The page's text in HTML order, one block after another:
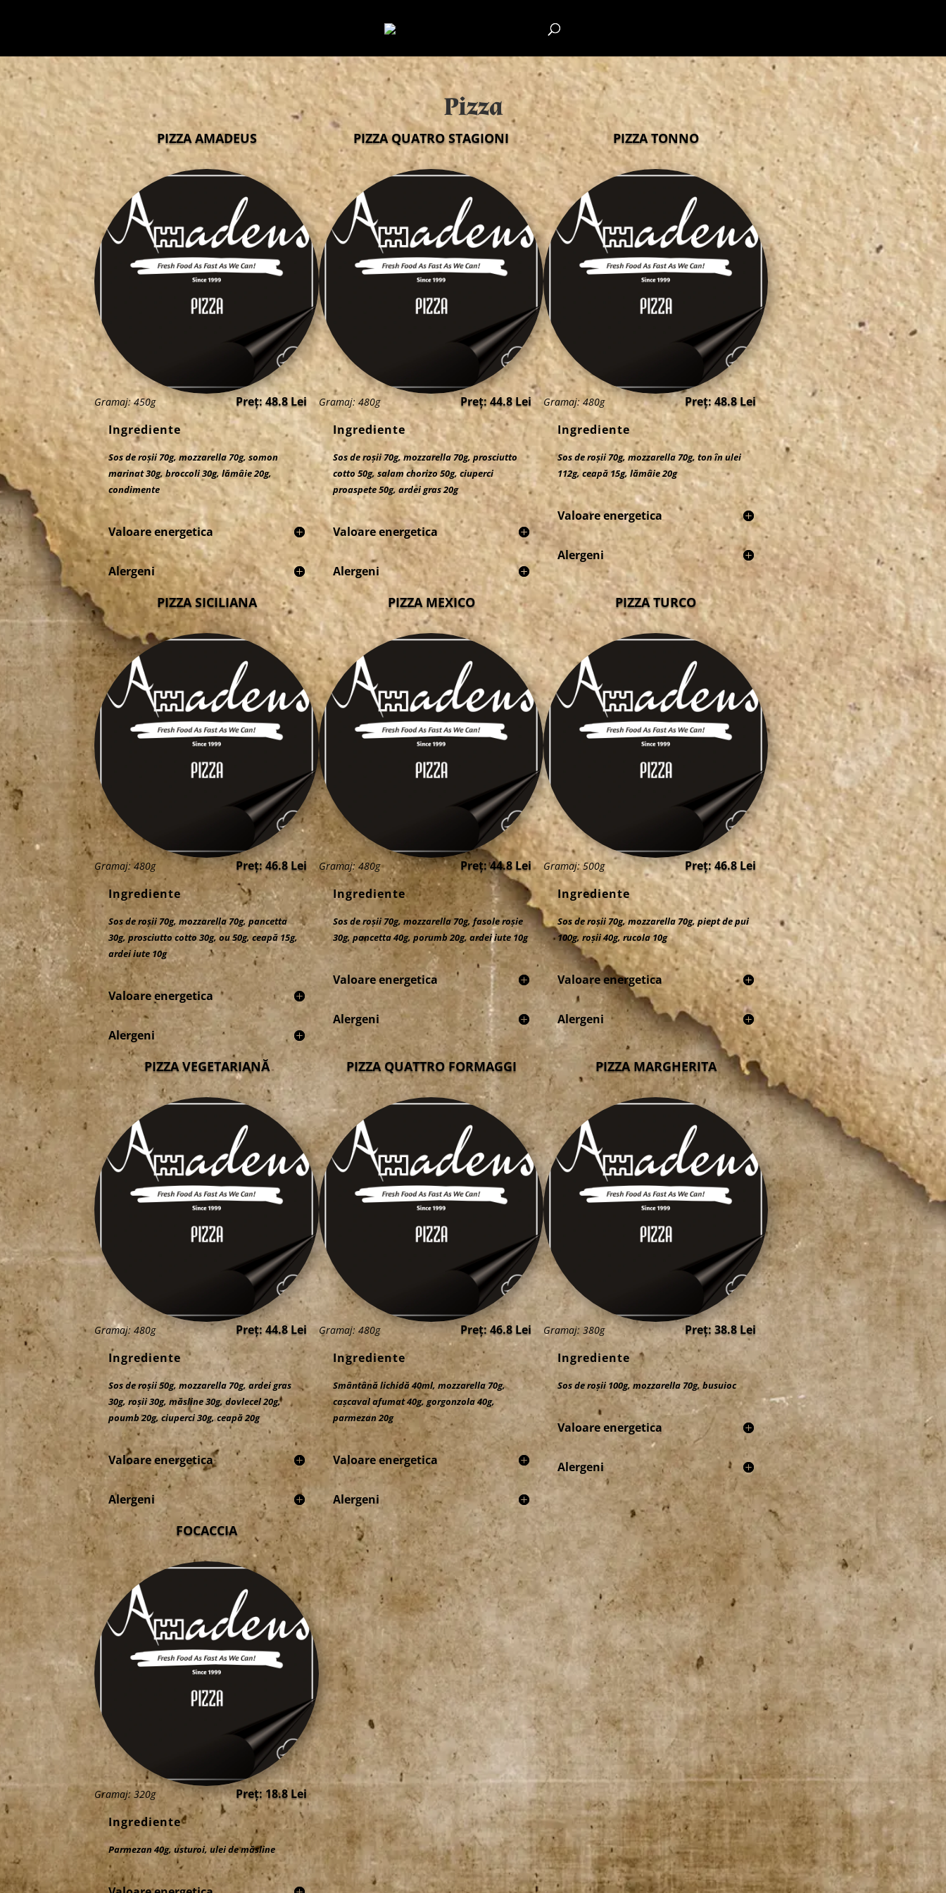
Pizza
PIZZA AMADEUS
Gramaj: 450g
Preț: 48.8 Lei
Ingrediente
Sos de roșii 70g, mozzarella 70g, somon
marinat 30g, broccoli 30g, lămâie 20g,
condimente
Valoare energetica
Alergeni
PIZZA QUATRO STAGIONI
Gramaj: 480g
Preț: 44.8 Lei
Ingrediente
Sos de roșii 70g, mozzarella 70g, prosciutto
cotto 50g, salam chorizo 50g, ciuperci
proaspete 50g, ardei gras 20g
Valoare energetica
Alergeni
PIZZA TONNO
Gramaj: 480g
Preț: 48.8 Lei
Ingrediente
Sos de roșii 70g, mozzarella 70g, ton în ulei
112g, ceapă 15g, lămâie 20g
Valoare energetica
Alergeni
PIZZA SICILIANA
Gramaj: 480g
Preț: 46.8 Lei
Ingrediente
Sos de roșii 70g, mozzarella 70g, pancetta
30g, prosciutto cotto 30g, ou 50g, ceapă 15g,
ardei iute 10g
Valoare energetica
Alergeni
PIZZA MEXICO
Gramaj: 480g
Preț: 44.8 Lei
Ingrediente
Sos de roșii 70g, mozzarella 70g, fasole roșie
30g, pancetta 40g, porumb 20g, ardei iute 10g
Valoare energetica
Alergeni
PIZZA TURCO
Gramaj: 500g
Preț: 46.8 Lei
Ingrediente
Sos de roșii 70g, mozzarella 70g, piept de pui
100g, roșii 40g, rucola 10g
Valoare energetica
Alergeni
PIZZA VEGETARIANĂ
Gramaj: 480g
Preț: 44.8 Lei
Ingrediente
Sos de roșii 50g, mozzarella 70g, ardei gras
30g, roșii 30g, măsline 30g, dovlecel 20g,
poumb 20g, ciuperci 30g, ceapă 20g
Valoare energetica
Alergeni
PIZZA QUATTRO FORMAGGI
Gramaj: 480g
Preț: 46.8 Lei
Ingrediente
Smântână lichidă 40ml, mozzarella 70g,
cașcaval afumat 40g, gorgonzola 40g,
parmezan 20g
Valoare energetica
Alergeni
PIZZA MARGHERITA
Gramaj: 380g
Preț: 38.8 Lei
Ingrediente
Sos de roșii 100g, mozzarella 70g, busuioc
Valoare energetica
Alergeni
FOCACCIA
Gramaj: 320g
Preț: 18.8 Lei
Ingrediente
Parmezan 40g, usturoi, ulei de măsline